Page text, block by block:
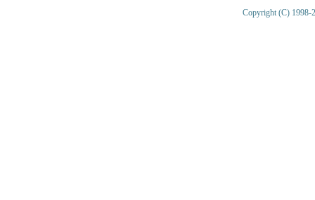
Copyright (C) 1998-